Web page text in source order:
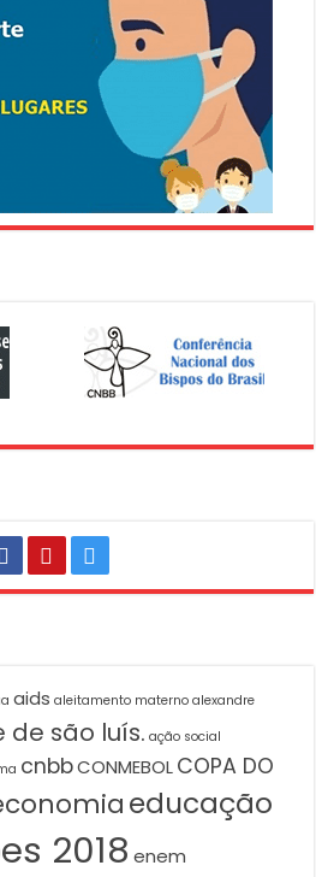
aids aleitamento materno alexandre
são luís. ação social
cnbbCONMEBOLCOPA DO
educação
2018 enem